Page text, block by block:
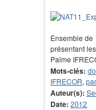
Ensemble de
présentant
Palme
Mots-clés:
IFRECOR,
Auteur(s):
Date: 2012